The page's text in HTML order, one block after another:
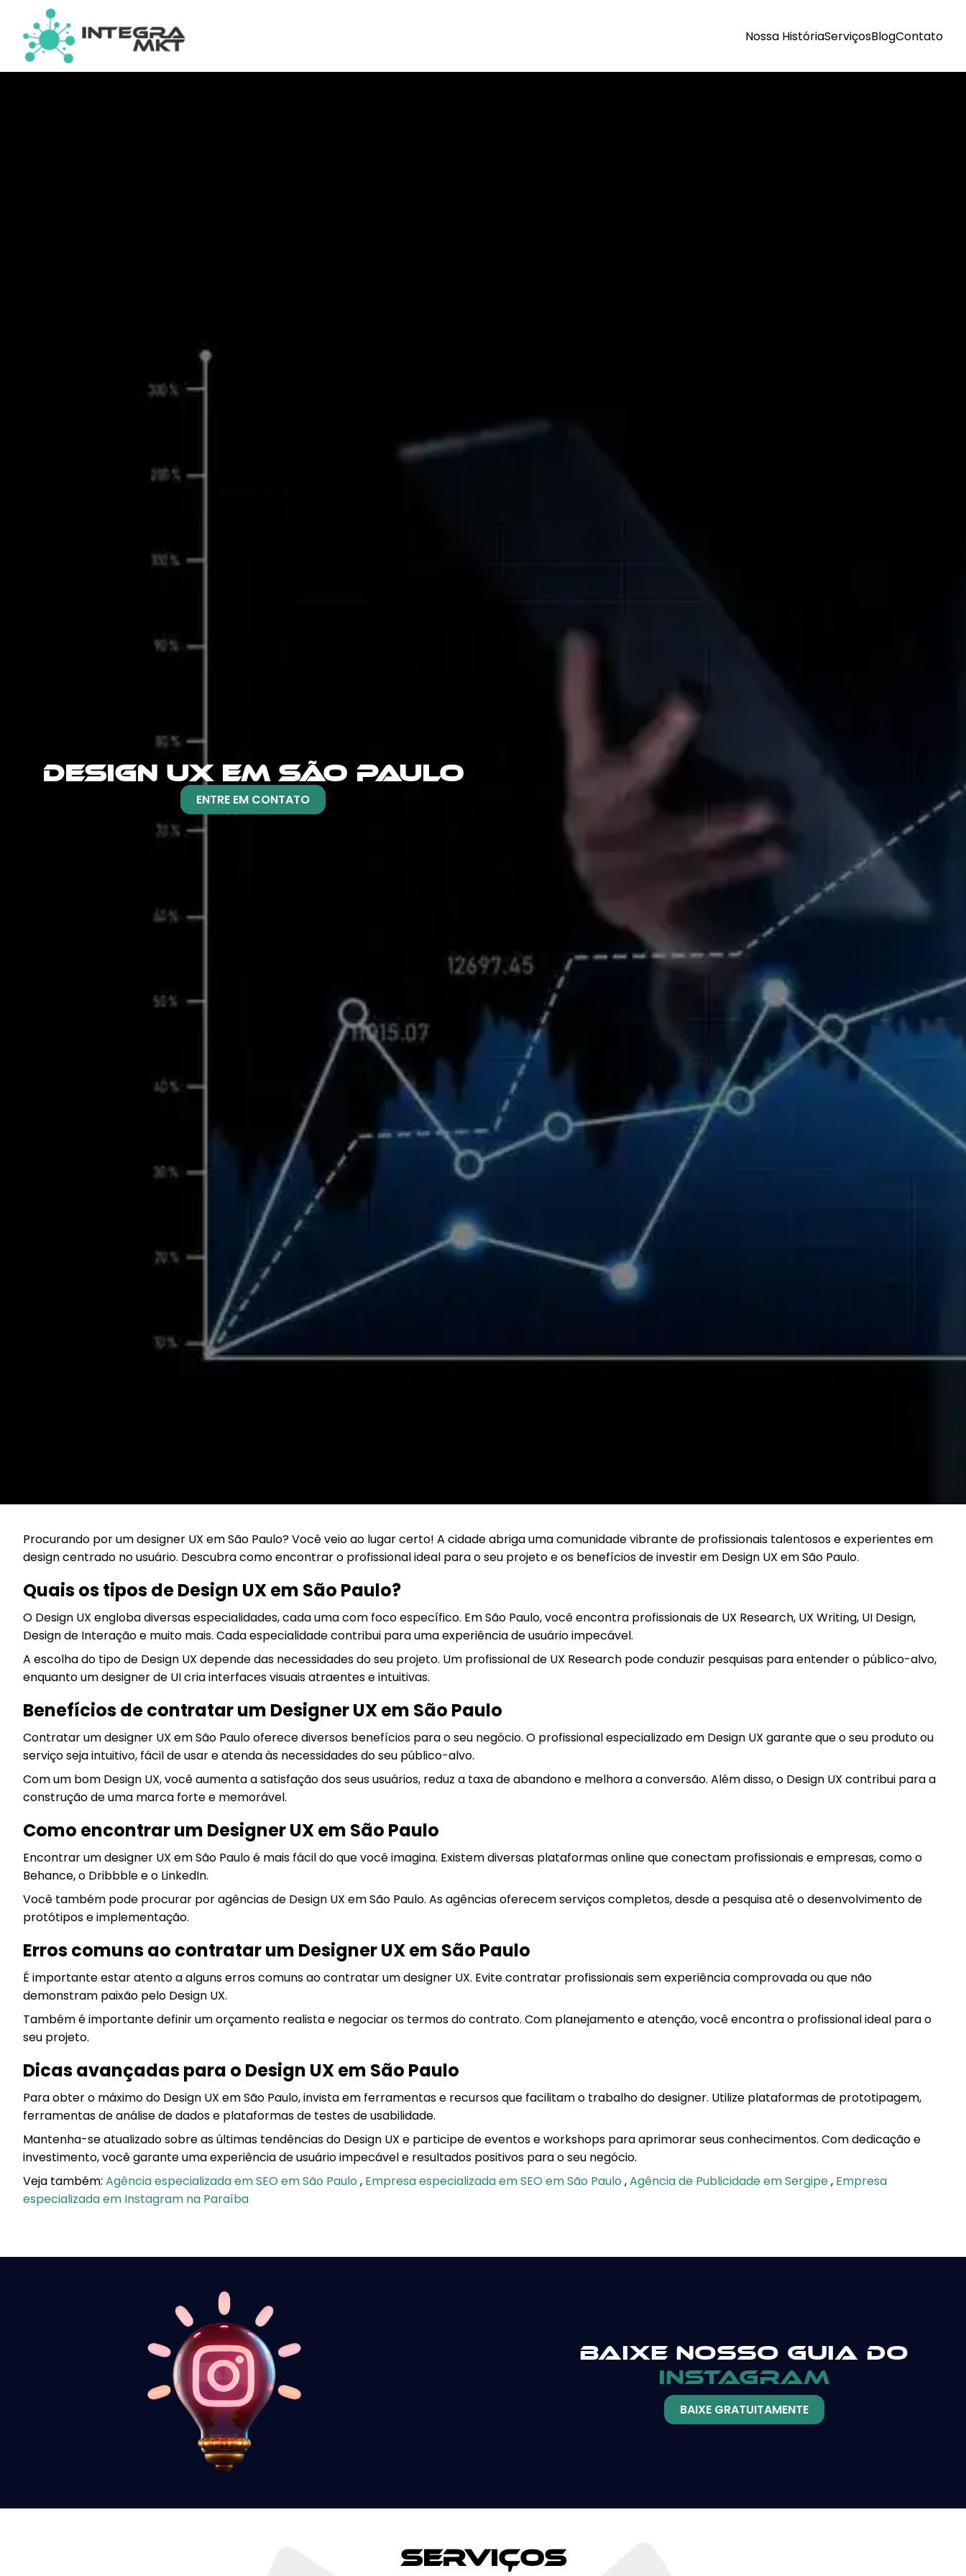
Nossa HistóriaServiçosBlogContato
DESIGN UX EM SÃO PAULO
ENTRE EM CONTATO
Procurando por um designer UX em São Paulo? Você veio ao lugar certo! A cidade abriga uma comunidade vibrante de profissionais talentosos e experientes em
design centrado no usuário. Descubra como encontrar o profissional ideal para o seu projeto e os benefícios de investir em Design UX em São Paulo.
Quais os tipos de Design UX em São Paulo?
O Design UX engloba diversas especialidades, cada uma com foco específico. Em São Paulo, você encontra profissionais de UX Research, UX Writing, UI Design,
Design de Interação e muito mais. Cada especialidade contribui para uma experiência de usuário impecável.
A escolha do tipo de Design UX depende das necessidades do seu projeto. Um profissional de UX Research pode conduzir pesquisas para entender o público-alvo,
enquanto um designer de UI cria interfaces visuais atraentes e intuitivas.
Benefícios de contratar um Designer UX em São Paulo
Contratar um designer UX em São Paulo oferece diversos benefícios para o seu negócio. O profissional especializado em Design UX garante que o seu produto ou
serviço seja intuitivo, fácil de usar e atenda às necessidades do seu público-alvo.
Com um bom Design UX, você aumenta a satisfação dos seus usuários, reduz a taxa de abandono e melhora a conversão. Além disso, o Design UX contribui para a
construção de uma marca forte e memorável.
Como encontrar um Designer UX em São Paulo
Encontrar um designer UX em São Paulo é mais fácil do que você imagina. Existem diversas plataformas online que conectam profissionais e empresas, como o
Behance, o Dribbble e o LinkedIn.
Você também pode procurar por agências de Design UX em São Paulo. As agências oferecem serviços completos, desde a pesquisa até o desenvolvimento de
protótipos e implementação.
Erros comuns ao contratar um Designer UX em São Paulo
É importante estar atento a alguns erros comuns ao contratar um designer UX. Evite contratar profissionais sem experiência comprovada ou que não
demonstram paixão pelo Design UX.
Também é importante definir um orçamento realista e negociar os termos do contrato. Com planejamento e atenção, você encontra o profissional ideal para o
seu projeto.
Dicas avançadas para o Design UX em São Paulo
Para obter o máximo do Design UX em São Paulo, invista em ferramentas e recursos que facilitam o trabalho do designer. Utilize plataformas de prototipagem,
ferramentas de análise de dados e plataformas de testes de usabilidade.
Mantenha-se atualizado sobre as últimas tendências do Design UX e participe de eventos e workshops para aprimorar seus conhecimentos. Com dedicação e
investimento, você garante uma experiência de usuário impecável e resultados positivos para o seu negócio.
Veja também: Agência especializada em SEO em São Paulo, Empresa especializada em SEO em São Paulo,Agência de Publicidade em Sergipe, Empresa
especializada em Instagram na Paraíba
Baixe nosso guia do
instagram
BAIXE GRATUITAMENTE
Serviços